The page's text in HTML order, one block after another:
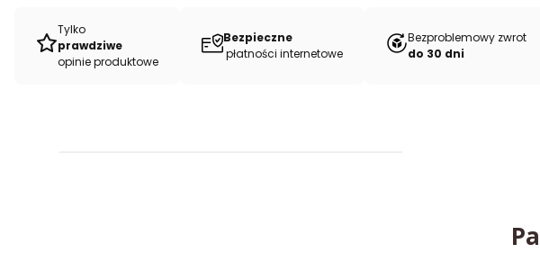
Tylko
prawdziwe
opinie produktowe
Bezpieczne
płatności internetowe
Bezproblemowy zwrot
do 30 dni